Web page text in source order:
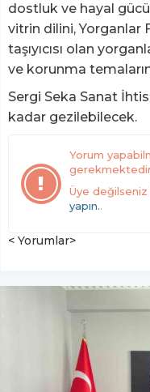
dostluk ve hayal
vitrin dilini, Yorganlar
taşıyıcısı olan
ve korunma
Sergi Seka Sanat
kadar gezilebilecek.
Yorum
Üye
yapın..
< Yorumlar>